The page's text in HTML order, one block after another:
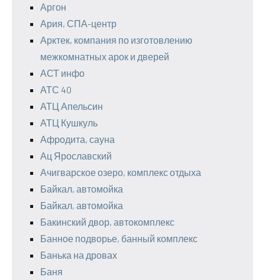
Аргон
Ария, СПА-центр
Арктек, компания по изготовлению
межкомнатных арок и дверей
АСТ инфо
АТС 40
АТЦ Апельсин
АТЦ Кушкуль
Афродита, сауна
Ац Ярославский
Ачигварское озеро, комплекс отдыха
Байкал, автомойка
Байкал, автомойка
Бакинский двор, автокомплекс
Банное подворье, банный комплекс
Банька на дровах
Баня